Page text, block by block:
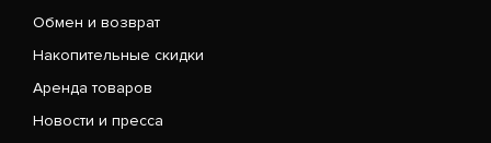
Обмен и возврат
Накопительные скидки
Аренда товаров
Новости и пресса